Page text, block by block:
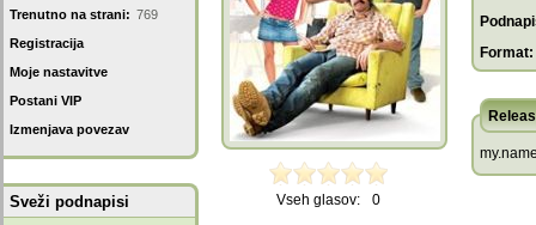
Trenutno na strani: 769
Registracija
Moje nastavitve
Postani VIP
Izmenjava povezav
Sveži podnapisi Vseh glasov: 0
Format: